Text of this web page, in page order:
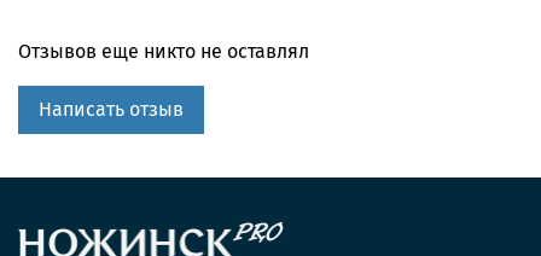
Отзывов еще никто не оставлял
Написать отзыв